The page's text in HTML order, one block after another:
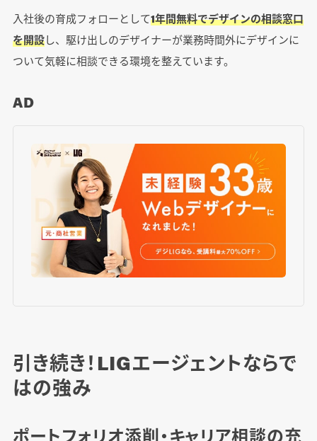
入社後の育成フォローとして1年間無料でデザインの相談窓口
を開設し、駆け出しのデザイナーが業務時間外にデザインに
ついて気軽に相談できる環境を整えています。
AD
引き続き！LIGエージェントならで
はの強み
ポートフォリオ添削・キャリア相談の充